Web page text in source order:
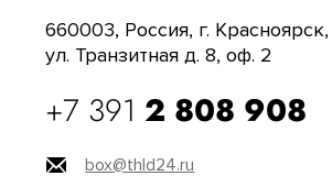
660003, Россия, г. Красноярск,
ул. Транзитная д. 8, оф. 2
+7 3912 808 908
box@thld24.ru